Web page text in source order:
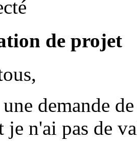
de projet
une demande
je n'ai pas de